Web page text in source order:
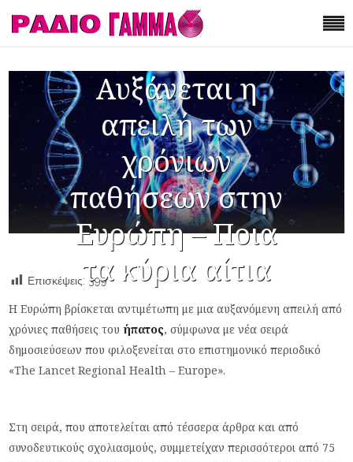
Αυξάνεται η
απειλή των
χρόνιων
παθήσεων στην
Ευρώπη – Ποια
τα κύρια αίτια
Επισκέψεις: 399
Η Ευρώπη βρίσκεται αντιμέτωπη με μια αυξανόμενη απειλή από
χρόνιες παθήσεις τουήπατος, σύμφωνα με νέα σειρά
δημοσιεύσεων που φιλοξενείται στο επιστημονικό περιοδικό
«The Lancet Regional Health – Europe».
Στη σειρά, που αποτελείται από τέσσερα άρθρα και από
συνοδευτικούς σχολιασμούς, συμμετείχαν περισσότεροι από 75